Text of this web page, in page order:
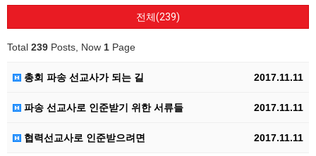
전체(239)
Total 239 Posts, Now 1 Page
2017.11.11
총회 파송 선교사가 되는 길
2017.11.11
파송 선교사로 인준받기 위한 서류들
2017.11.11
협력선교사로 인준받으려면